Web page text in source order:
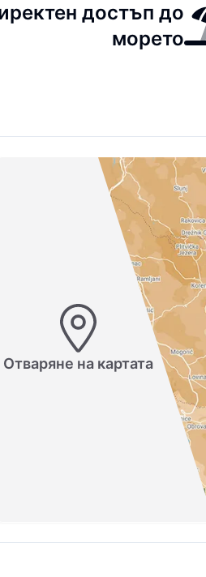
достъп до
морето
Отваряне на картата